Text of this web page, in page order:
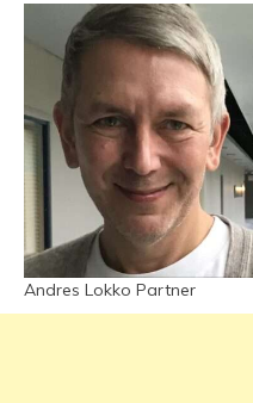
Andres Lokko Partner